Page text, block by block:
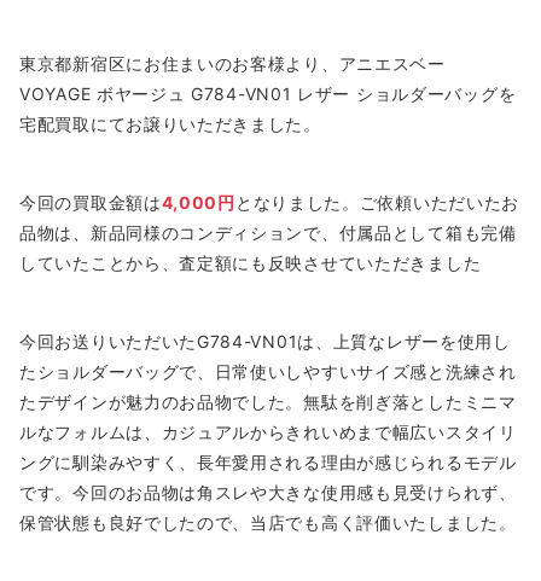
東京都新宿区にお住まいのお客様より、アニエスベー
VOYAGE ボヤージュ G784-VN01 レザー ショルダーバッグを
宅配買取にてお譲りいただきました。
今回の買取金額は4,000円 となりました。ご依頼いただいたお
品物は、新品同様のコンディションで、付属品として箱も完備
していたことから、査定額にも反映させていただきました
今回お送りいただいたG784-VN01は、上質なレザーを使用し
たショルダーバッグで、日常使いしやすいサイズ感と洗練され
たデザインが魅力のお品物でした。無駄を削ぎ落としたミニマ
ルなフォルムは、カジュアルからきれいめまで幅広いスタイリ
ングに馴染みやすく、長年愛用される理由が感じられるモデル
です。今回のお品物は角スレや大きな使用感も見受けられず、
保管状態も良好でしたので、当店でも高く評価いたしました。